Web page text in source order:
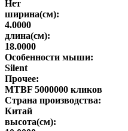
Нет
ширина(см):
4.0000
длина(см):
18.0000
Особенности мыши:
Silent
Прочее:
MTBF 5000000 кликов
Страна производства:
Китай
высота(см):